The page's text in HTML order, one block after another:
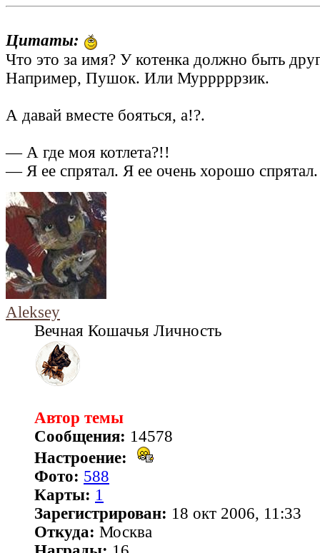
Цитаты:
Что это за имя? У котенка должно быть
Например, Пушок. Или Мурррррзик.
А давай вместе бояться, а!?.
— А где моя котлета?!!
— Я ее спрятал. Я ее очень хорошо
Aleksey
Вечная Кошачья Личность
Автор темы
Сообщения: 14578
Настроение:
Фото: 588
Карты: 1
Зарегистрирован: 18 окт 2006, 11:33
Откуда: Москва